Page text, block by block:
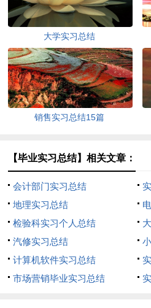
大学实习总结
销售实习总结15篇
【毕业实习总结】相关文章：
会计部门实习总结
地理实习总结
检验科实习个人总结
汽修实习总结
计算机软件实习总结
市场营销毕业实习总结